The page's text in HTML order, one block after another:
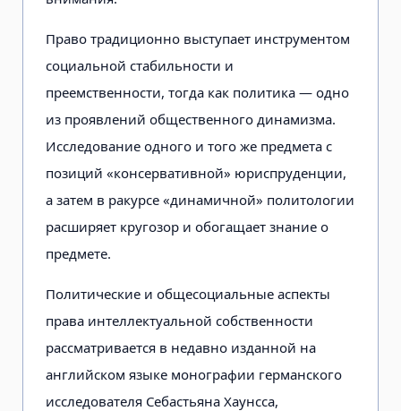
Право традиционно выступает инструментом
социальной стабильности и
преемственности, тогда как политика — одно
из проявлений общественного динамизма.
Исследование одного и того же предмета с
позиций «консервативной» юриспруденции,
а затем в ракурсе «динамичной» политологии
расширяет кругозор и обогащает знание о
предмете.
Политические и общесоциальные аспекты
права интеллектуальной собственности
рассматривается в недавно изданной на
английском языке монографии германского
исследователя Себастьяна Хаунсса,